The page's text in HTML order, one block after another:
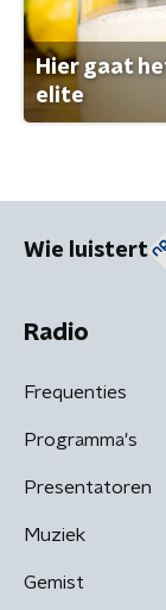
Hier gaat
elite
Wie luistert
Radio
Frequenties
Programma's
Presentatoren
Muziek
Gemist